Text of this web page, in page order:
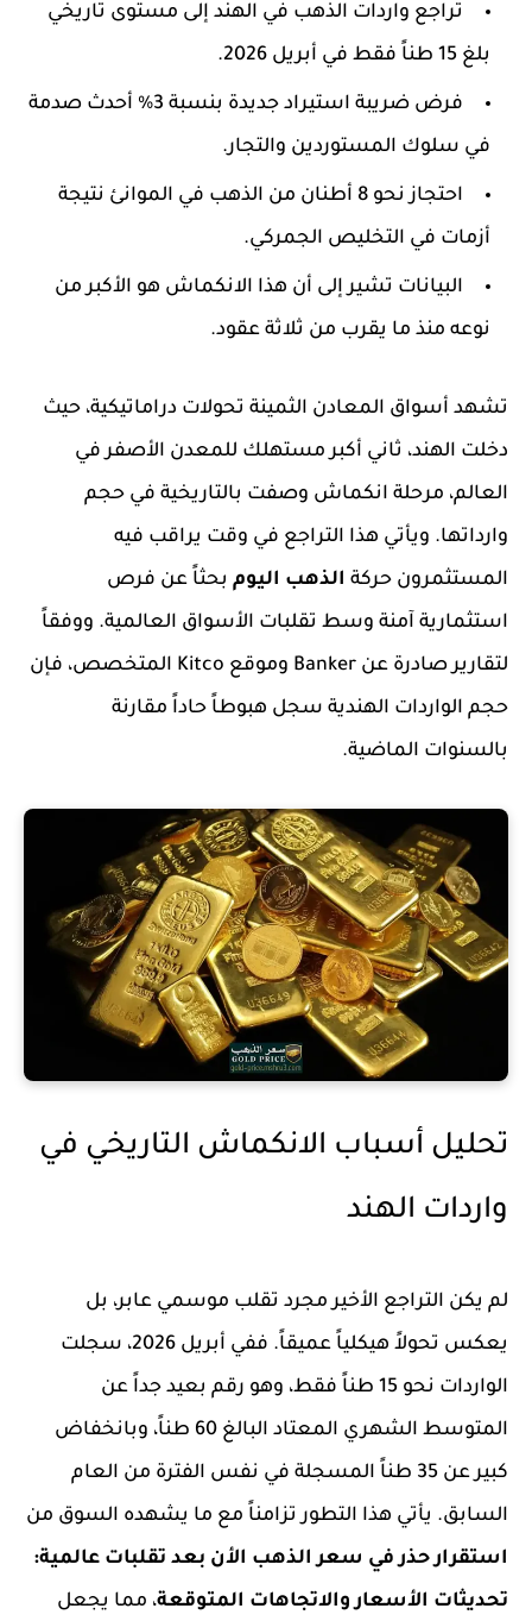
تراجع واردات الذهب في الهند إلى مستوى تاريخي
بلغ 15 طناً فقط في أبريل 2026.
فرض ضريبة استيراد جديدة بنسبة 3%
أحدث صدمة
في سلوك المستوردين والتجار.
احتجاز نحو 8 أطنان
من الذهب في الموانئ نتيجة
أزمات في التخليص الجمركي.
البيانات تشير إلى أن هذا الانكماش هو الأكبر من
نوعه منذ ما يقرب من ثلاثة عقود.
تشهد أسواق المعادن الثمينة تحولات دراماتيكية، حيث
دخلت الهند، ثاني أكبر مستهلك للمعدن الأصفر في
العالم، مرحلة انكماش وصفت بالتاريخية في حجم
وارداتها. ويأتي هذا التراجع في وقت يراقب فيه
المستثمرون حركة الذهب اليوم بحثاً عن فرص
استثمارية آمنة وسط تقلبات الأسواق العالمية. ووفقاً
لتقارير صادرة عن Banker وموقع Kitco المتخصص، فإن
حجم الواردات الهندية سجل هبوطاً حاداً مقارنة
بالسنوات الماضية.
تحليل أسباب الانكماش التاريخي في
واردات الهند
لم يكن التراجع الأخير مجرد تقلب موسمي عابر، بل
يعكس تحولاً هيكلياً عميقاً. ففي أبريل 2026، سجلت
الواردات نحو 15 طناً
فقط، وهو رقم بعيد جداً عن
المتوسط الشهري المعتاد البالغ 60 طناً
، وبانخفاض
كبير عن 35 طناً
المسجلة في نفس الفترة من العام
السابق. يأتي هذا التطور تزامناً مع ما يشهده السوق من
استقرار حذر في سعر الذهب الأن بعد تقلبات عالمية:
تحديثات الأسعار والاتجاهات المتوقعة، مما يجعل